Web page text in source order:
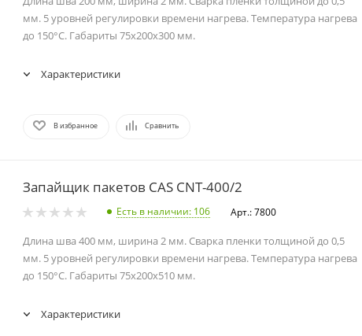
мм. 5 уровней регулировки времени нагрева. Температура нагрева
до 150°C. Габариты 75x200x300 мм.
Характеристики
В избранное Сравнить
Запайщик пакетов CAS CNT-400/2
Есть в наличии: 106 Арт.: 7800
Длина шва 400 мм, ширина 2 мм. Сварка пленки толщиной до 0,5
мм. 5 уровней регулировки времени нагрева. Температура нагрева
до 150°C. Габариты 75x200x510 мм.
Характеристики